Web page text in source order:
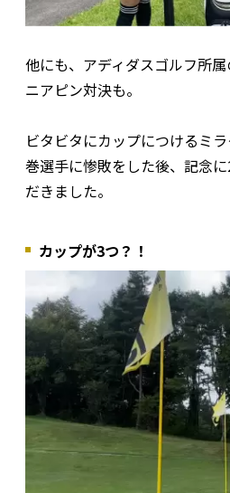
他にも、アディダスゴルフ所
ニアピン対決も。
ビタビタにカップにつけるミ
巻選手に惨敗をした後、記念
だきました。
カップが3つ？！